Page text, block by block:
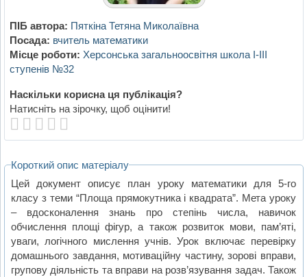
ПІБ автора: Пяткіна Тетяна Миколаївна
Посада: вчитель математики
Місце роботи: Херсонська загальноосвітня школа І-ІІІ
ступенів №32
Наскільки корисна ця публікація?
Натисніть на зірочку, щоб оцінити!
Короткий опис матеріалу
Цей документ описує план уроку математики для 5-го
класу з теми “Площа прямокутника і квадрата”. Мета уроку
– вдосконалення знань про степінь числа, навичок
обчислення площі фігур, а також розвиток мови, пам’яті,
уваги, логічного мислення учнів. Урок включає перевірку
домашнього завдання, мотиваційну частину, зорові вправи,
групову діяльність та вправи на розв’язування задач. Також